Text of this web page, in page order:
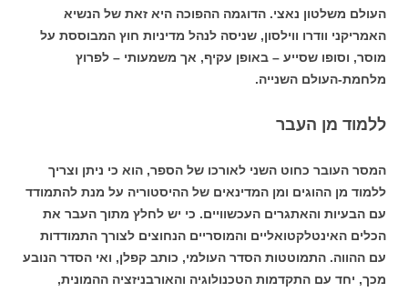
העולם משלטון נאצי. הדוגמה ההפוכה היא זאת של הנשיא
האמריקני וודרו ווילסון, שניסה לנהל מדיניות חוץ המבוססת על
מוסר, וסופו שסייע – באופן עקיף, אך משמעותי – לפרוץ
מלחמת-העולם השנייה.
ללמוד מן העבר
המסר העובר כחוט השני לאורכו של הספר, הוא כי ניתן וצריך
ללמוד מן ההוגים ומן המדינאים של ההיסטוריה על מנת להתמודד
עם הבעיות והאתגרים העכשוויים. כי יש לחלץ מתוך העבר את
הכלים האינטלקטואליים והמוסריים הנחוצים לצורך התמודדות
עם ההווה. התמוטטות הסדר העולמי, כותב קפלן, ואי הסדר הנובע
מכך, יחד עם התקדמות הטכנולוגיה והאורבניזציה ההמונית,